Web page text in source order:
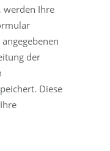
werden Ihre
der
Diese